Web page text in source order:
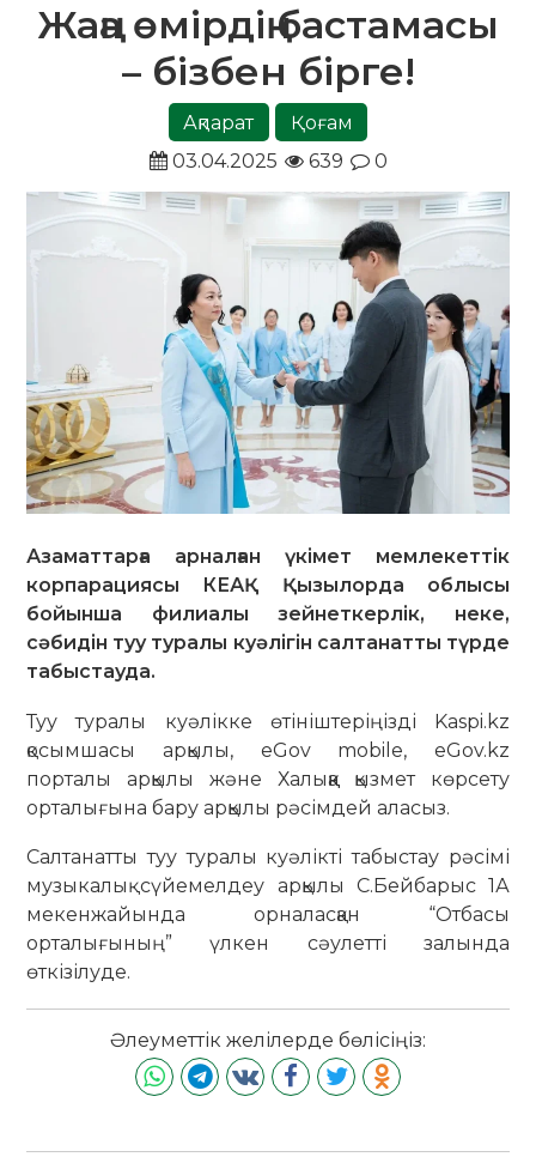
Жаңа өмірдің бастамасы
– бізбен бірге!
Ақпарат
Қоғам
03.04.2025
639 0
Азаматтарға арналған үкімет мемлекеттік
корпарациясы КЕАҚ Қызылорда облысы
бойынша филиалы зейнеткерлік, неке,
сәбидін туу туралы куәлігін салтанатты түрде
табыстауда.
Туу туралы куәлікке өтініштеріңізді Kaspi.kz
қосымшасы арқылы, eGov mobile, eGov.kz
порталы арқылы және Халыққа қызмет көрсету
орталығына бару арқылы рәсімдей аласыз.
Салтанатты туу туралы куәлікті табыстау рәсімі
музыкалық сүйемелдеу арқылы С.Бейбарыс 1А
мекенжайында орналасқан “Отбасы
орталығының” үлкен сәулетті залында
өткізілуде.
Әлеуметтік желілерде бөлісіңіз: